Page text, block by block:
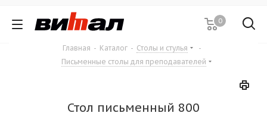
0
Главная - Каталог - Столы и стулья
-
Письменные столы для преподавателей
Стол письменный 800